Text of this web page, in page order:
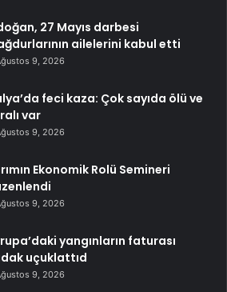
27 Mayıs darbesi
ailelerini kabul etti
9, 2026
feci kaza: Çok sayıda ölü ve
var
9, 2026
Ekonomik Rolü Semineri
9, 2026
yangınların faturası
uçuklattıd
9, 2026